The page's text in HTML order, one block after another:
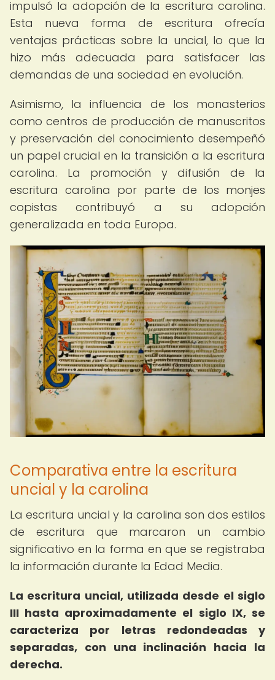
impulsó la adopción de la escritura carolina.
Esta nueva forma de escritura ofrecía
ventajas prácticas sobre la uncial, lo que la
hizo más adecuada para satisfacer las
demandas de una sociedad en evolución.
Asimismo, la influencia de los monasterios
como centros de producción de manuscritos
y preservación del conocimiento desempeñó
un papel crucial en la transición a la escritura
carolina. La promoción y difusión de la
escritura carolina por parte de los monjes
copistas contribuyó a su adopción
generalizada en toda Europa.
Comparativa entre la escritura
uncial y la carolina
La escritura uncial y la carolina son dos estilos
de escritura que marcaron un cambio
significativo en la forma en que se registraba
la información durante la Edad Media.
La escritura uncial, utilizada desde el siglo
III hasta aproximadamente el siglo IX, se
caracteriza por letras redondeadas y
separadas, con una inclinación hacia la
derecha.